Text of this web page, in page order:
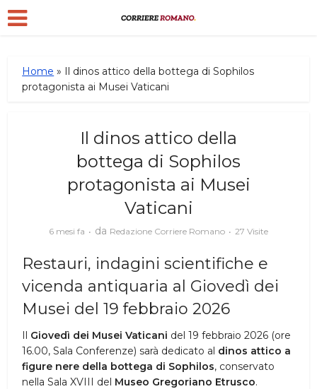
Home » Il dinos attico della bottega di Sophilos
protagonista ai Musei Vaticani
Il dinos attico della
bottega di Sophilos
protagonista ai Musei
Vaticani
6 mesi fa da Redazione Corriere Romano 27 Visite
Restauri, indagini scientifiche e
vicenda antiquaria al Giovedì dei
Musei del 19 febbraio 2026
Il Giovedì dei Musei Vaticani del 19 febbraio 2026 (ore
16.00, Sala Conferenze) sarà dedicato al dinos attico a
figure nere della bottega di Sophilos, conservato
nella Sala XVIII del Museo Gregoriano Etrusco.